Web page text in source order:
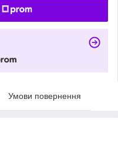
Умови повернення